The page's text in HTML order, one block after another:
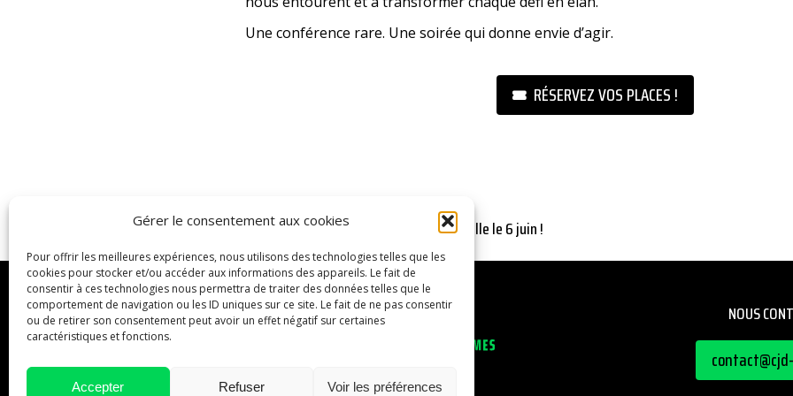
Gérer le consentement aux cookies
Pour offrir les meilleures expériences, nous utilisons des technologies telles que les
cookies pour stocker et/ou accéder aux informations des appareils. Le fait de
consentir à ces technologies nous permettra de traiter des données telles que le
comportement de navigation ou les ID uniques sur ce site. Le fait de ne pas consentir
ou de retirer son consentement peut avoir un effet négatif sur certaines
caractéristiques et fonctions.
Accepter Refuser Voir les préférences
Une conférence rare. Une soirée qui donne envie d’agir.
RÉSERVEZ VOS PLACES !
Article
précédent
:
Les 10 ans du CJD Nîmes : rendez-vous pour une soirée exceptionnelle le 6 juin !
NOUS